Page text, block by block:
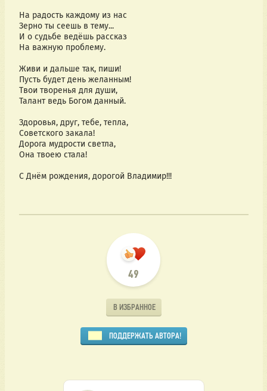
На радость каждому из нас
Зерно ты сеешь в тему...
И о судьбе ведёшь рассказ
На важную проблему.
Живи и дальше так, пиши!
Пусть будет день желанным!
Твои творенья для души,
Талант ведь Богом данный.
Здоровья, друг, тебе, тепла,
Советского закала!
Дорога мудрости светла,
Она твоею стала!
С Днём рождения, дорогой Владимир!!!
49
В ИЗБРАННОЕ
ПОДДЕРЖАТЬ АВТОРА!